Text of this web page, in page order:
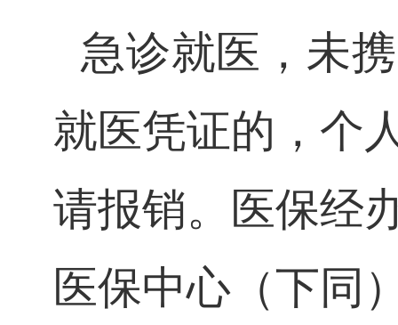
急诊就医，未
就医凭证的，个
请报销。医保经
医保中心（下同